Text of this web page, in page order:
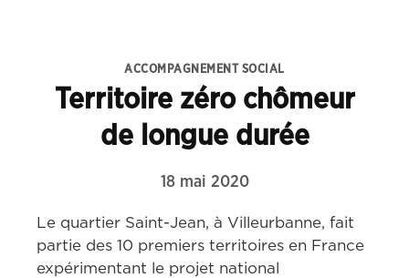
ACCOMPAGNEMENT SOCIAL
Territoire zéro chômeur
de longue durée
18 mai 2020
Le quartier Saint-Jean, à Villeurbanne, fait
partie des 10 premiers territoires en France
expérimentant le projet national